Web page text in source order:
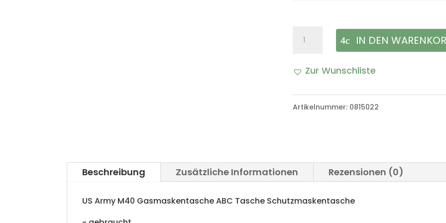
US
M40
ABC
Menge
IN DEN
Zur Wunschliste
Artikelnummer: 0815022
Beschreibung Zusätzliche Informationen Rezensionen (0)
US Army M40 Gasmaskentasche ABC Tasche Schutzmaskentasche